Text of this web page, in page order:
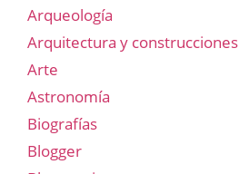
Arqueología
Arquitectura y construcciones
Arte
Astronomía
Biografías
Blogger